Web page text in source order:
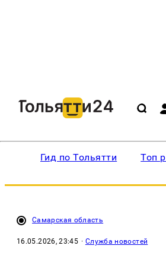
Гид по Тольятти Топ
Самарская область
16.05.2026, 23:45 · Служба новостей